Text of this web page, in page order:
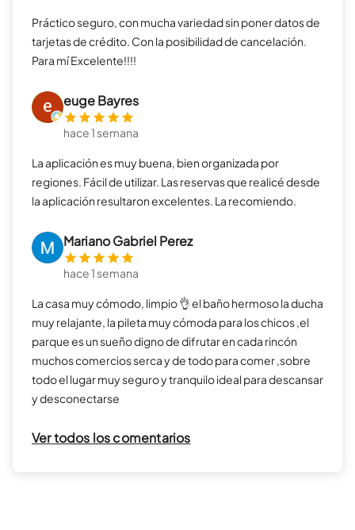
Práctico seguro, con mucha variedad sin poner datos de
tarjetas de crédito. Con la posibilidad de cancelación.
Para mí Excelente!!!!
euge Bayres
hace 1 semana
La aplicación es muy buena, bien organizada por
regiones. Fácil de utilizar. Las reservas que realicé desde
la aplicación resultaron excelentes. La recomiendo.
Mariano Gabriel Perez
hace 1 semana
La casa muy cómodo, limpio 👌 el baño hermoso la ducha
muy relajante, la pileta muy cómoda para los chicos ,el
parque es un sueño digno de difrutar en cada rincón
muchos comercios serca y de todo para comer ,sobre
todo el lugar muy seguro y tranquilo ideal para descansar
y desconectarse
Ver todos los comentarios